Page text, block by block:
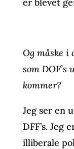
Og måske i
som
kommer?
Jeg ser en
DFF’s. Jeg
illiberale